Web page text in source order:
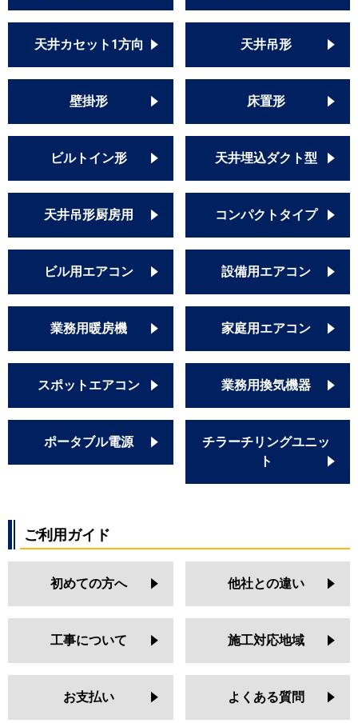
天井カセット1方向 天井吊形
壁掛形 床置形
ビルトイン形 天井埋込ダクト型
天井吊形厨房用 コンパクトタイプ
ビル用エアコン 設備用エアコン
業務用暖房機 家庭用エアコン
スポットエアコン 業務用換気機器
ポータブル電源
チラーチリングユニッ
ト
ご利用ガイド
初めての方へ 他社との違い
工事について 施工対応地域
お支払い よくある質問